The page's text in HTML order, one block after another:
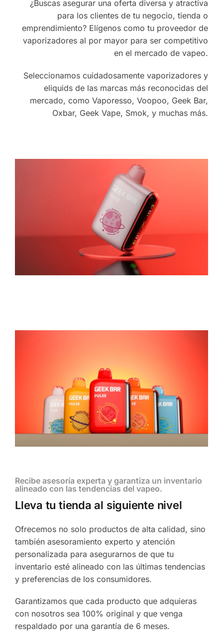
¿Buscas asegurar una oferta diversa y atractiva
para los clientes de tu negocio, tienda o
emprendimiento? Elígenos como tu proveedor de
vaporizadores al por mayor para ser competitivo
en el mercado de vapeo.
Seleccionamos cuidadosamente vaporizadores y
eliquids de las marcas más reconocidas del
mercado, como Vaporesso, Voopoo, Geek Bar,
Oxbar, Geek Vape, Smok, y muchas más.
Recibe asesoría experta y garantiza un inventario
alineado con las tendencias del vapeo.
Lleva tu tienda al siguiente nivel
Ofrecemos no solo productos de alta calidad, sino
también asesoramiento experto y atención
personalizada para asegurarnos de que tu
inventario esté alineado con las últimas tendencias
y preferencias de los consumidores.
Garantizamos que cada producto que adquieras
con nosotros sea 100% original y que venga
respaldado por una garantía de 6 meses.